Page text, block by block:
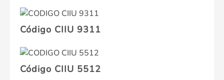
Código CIIU 9311
Código CIIU 5512